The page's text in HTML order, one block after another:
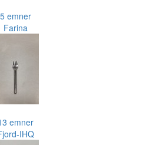
5 emner
Farina
emner
IHQ